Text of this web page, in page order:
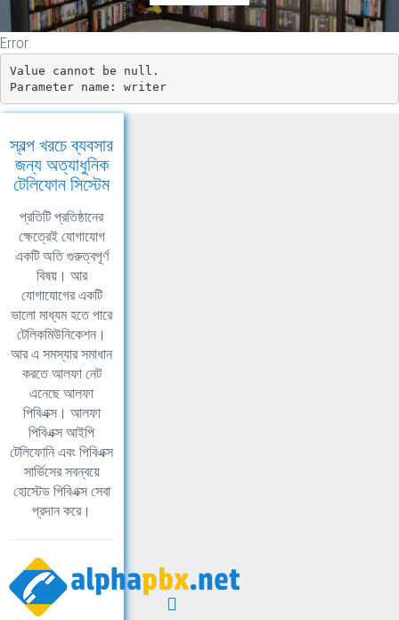
Error:
Value cannot be null.
Parameter name: writer
স্বল্প খরচে ব্যবসার
জন্য অত্যাধুনিক
টেলিফোন সিস্টেম
প্রতিটি প্রতিষ্ঠানের
ক্ষেত্রেই যোগাযোগ
একটি অতি গুরুত্বপূর্ণ
বিষয়। আর
যোগাযোগের একটি
ভালো মাধ্যম হতে পারে
টেলিকমিউনিকেশন।
আর এ সমস্যার সমাধান
করতে আলফা নেট
এনেছে আলফা
পিবিএক্স। আলফা
পিবিএক্স আইপি
টেলিফোনি এবং পিবিএক্স
সার্ভিসের সবন্বয়ে
হোস্টেড পিবিএক্স সেবা
প্রদান করে।